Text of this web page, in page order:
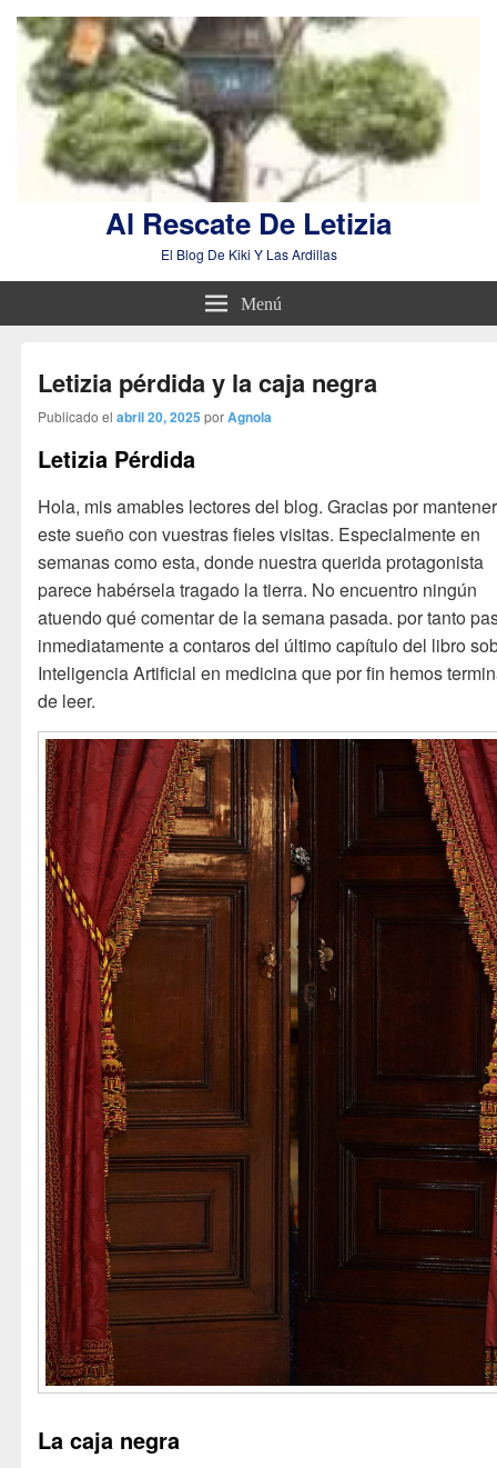
Al Rescate De Letizia
El Blog De Kiki Y Las Ardillas
Menú
Letizia pérdida y la caja negra
Publicado el abril 20, 2025 porAgnola
Letizia Pérdida
Hola, mis amables lectores del blog. Gracias por
este sueño con vuestras fieles visitas. Especialmente en
semanas como esta, donde nuestra querida protagonista
parece habérsela tragado la tierra. No encuentro ningún
atuendo qué comentar de la semana pasada. por tanto
inmediatamente a contaros del último capítulo del libro
Inteligencia Artificial en medicina que por fin hemos
de leer.
La caja negra